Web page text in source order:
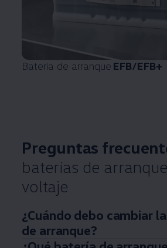
Batería de arranque EFB/EFB+
Preguntas
baterías de
voltaje
¿Cuándo debo cambiar
de arranque?